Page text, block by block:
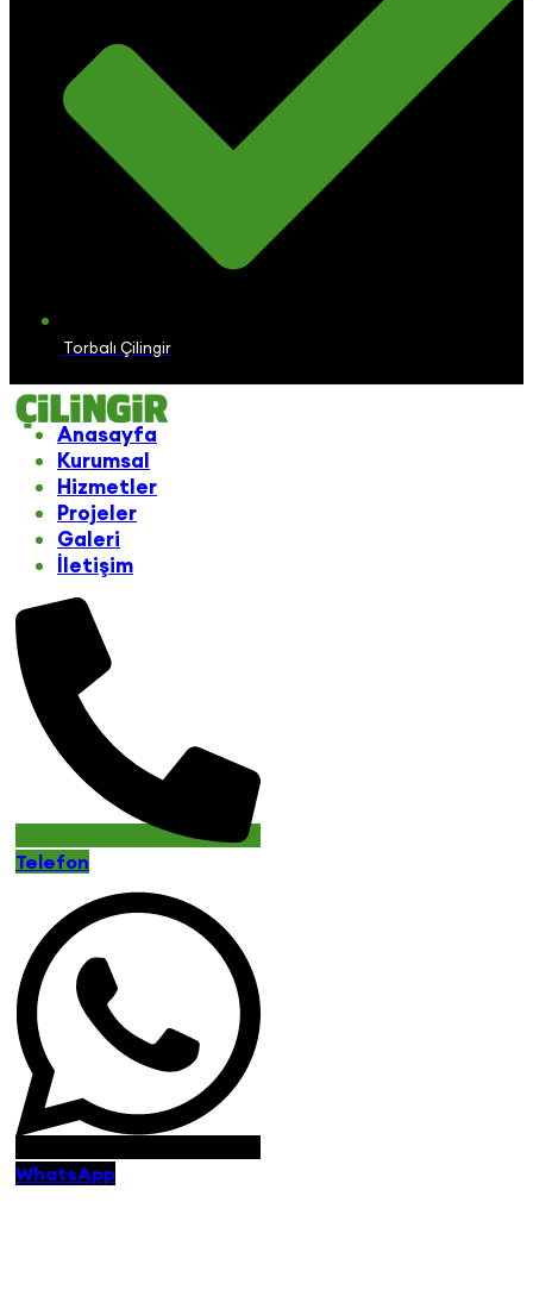
Torbalı Çilingir
Anasayfa
Kurumsal
Hizmetler
Projeler
Galeri
İletişim
Telefon
WhatsApp